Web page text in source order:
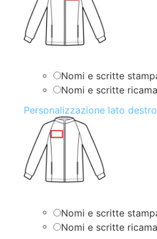
Nomi e scritte
Nomi e scritte
Personalizzazione lato destro
Nomi e scritte
Nomi e scritte